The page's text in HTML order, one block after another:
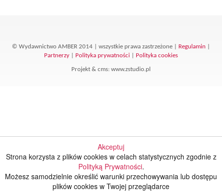
© Wydawnictwo AMBER 2014 | wszystkie prawa zastrzeżone | Regulamin
Partnerzy
Polityka prywatności Polityka cookies
Projekt & cms: www.zstudio.pl
Akceptuj
Strona korzysta z plików cookies w celach statystycznych zgodnie z
Polityką Prywatności.
Możesz samodzielnie określić warunki przechowywania lub dostępu
plików cookies w Twojej przeglądarce